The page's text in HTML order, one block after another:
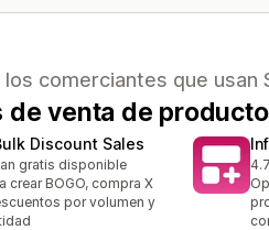
comerciantes que usan
de venta de
Discount Sales
total
gratis disponible
crear BOGO, compra X
por volumen y
4.7